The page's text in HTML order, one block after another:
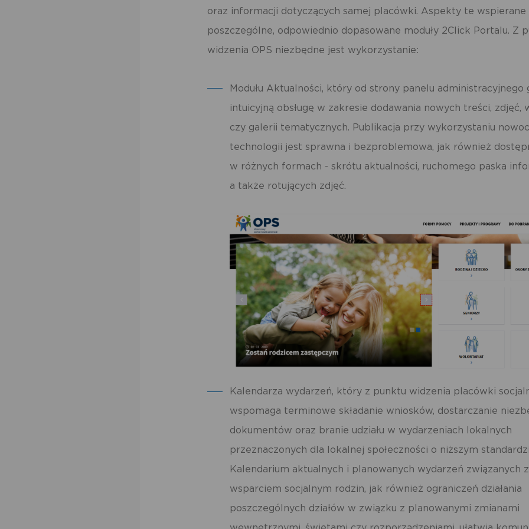
oraz informacji dotyczących samej placówki. Aspekty te wspierane
poszczególne, odpowiednio dopasowane moduły 2Click Portalu. Z
widzenia OPS niezbędne jest wykorzystanie:
Modułu Aktualności, który od strony panelu administracyjnego
intuicyjną obsługę w zakresie dodawania nowych treści, zdjęć,
czy galerii tematycznych. Publikacja przy wykorzystaniu
technologii jest sprawna i bezproblemowa, jak również
w różnych formach - skrótu aktualności, ruchomego paska
a także rotujących zdjęć.
Kalendarza wydarzeń, który z punktu widzenia placówki
wspomaga terminowe składanie wniosków, dostarczanie
dokumentów oraz branie udziału w wydarzeniach lokalnych
przeznaczonych dla lokalnej społeczności o niższym
Kalendarium aktualnych i planowanych wydarzeń związanych
wsparciem socjalnym rodzin, jak również ograniczeń działania
poszczególnych działów w związku z planowanymi zmianami
usług. Firmy te działają w charakterze pośredników prezentujących nasze treści w